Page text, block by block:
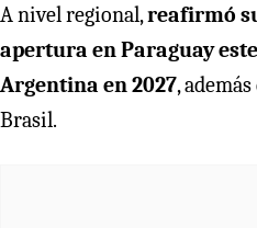
A nivel regional,reafirmó
apertura en Paraguay
Argentina en 2027,
Brasil.